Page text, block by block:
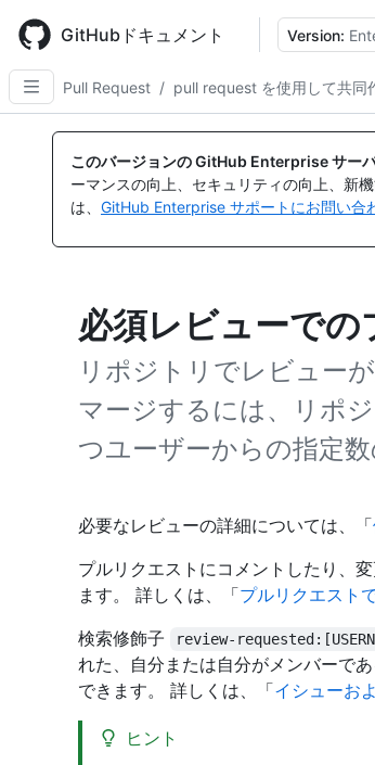
main
content
GitHubドキュメント Version:
Pull Request / pull request を使用して共同
このバージョンの GitHub Enterprise サー
ーマンスの向上、セキュリティの向上、新
は、 GitHub Enterprise サポートにお問い合
必須レビューで
リポジトリでレビュー
マージするには、リポ
つユーザーからの指定
必要なレビューの詳細については、「
プルリクエストにコメントしたり、
ます。 詳しくは、「プルリクエスト
検索修飾子
review-
れた、自分または自分がメンバーで
できます。 詳しくは、「イシューお
ヒント